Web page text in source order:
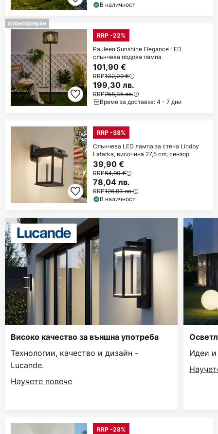
В наличност
спонсориран
RRP -22%
Pauleen Sunshine Elegance LED
слънчева подова лампа
101,90 €
RRP132,09 €
199,30 лв.
RRP258,35 лв.
Време за доставка: 4 - 7 дни
RRP -38%
Слънчева LED лампа за стена Lindby
Latarka, височина 27,5 cm, сензор
39,90 €
RRP64,90 €
78,04 лв.
RRP126,93 лв.
В наличност
Високо качество за външна употреба
Технологии, качество и дизайн -
Lucande.
Научете повече
Идеи и
RRP -28%